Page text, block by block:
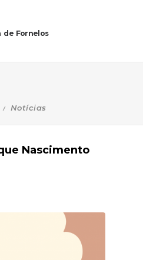
de Fornelos
Notícias
Nascimento